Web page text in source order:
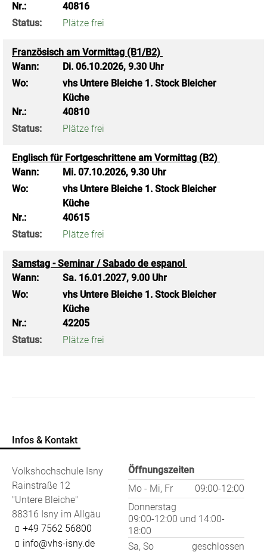
Nr.:
40816
Status:
Plätze frei
Französisch am Vormittag (B1/B2)
Wann:
Di. 06.10.2026, 9.30 Uhr
Wo:
vhs Untere Bleiche 1. Stock Bleicher
Küche
Nr.:
40810
Status:
Plätze frei
Englisch für Fortgeschrittene am Vormittag (B2)
Wann:
Mi. 07.10.2026, 9.30 Uhr
Wo:
vhs Untere Bleiche 1. Stock Bleicher
Küche
Nr.:
40615
Status:
Plätze frei
Samstag - Seminar / Sabado de espanol
Wann:
Sa. 16.01.2027, 9.00 Uhr
Wo:
vhs Untere Bleiche 1. Stock Bleicher
Küche
Nr.:
42205
Status:
Plätze frei
Infos & Kontakt
Volkshochschule Isny
Rainstraße 12
"Untere Bleiche"
88316 Isny im Allgäu
+49 7562 56800
info@vhs-isny.de
Öffnungszeiten
Mo - Mi, Fr
09:00-12:00
Donnerstag
09:00-12:00 und 14:00-
18:00
Sa, So
geschlossen